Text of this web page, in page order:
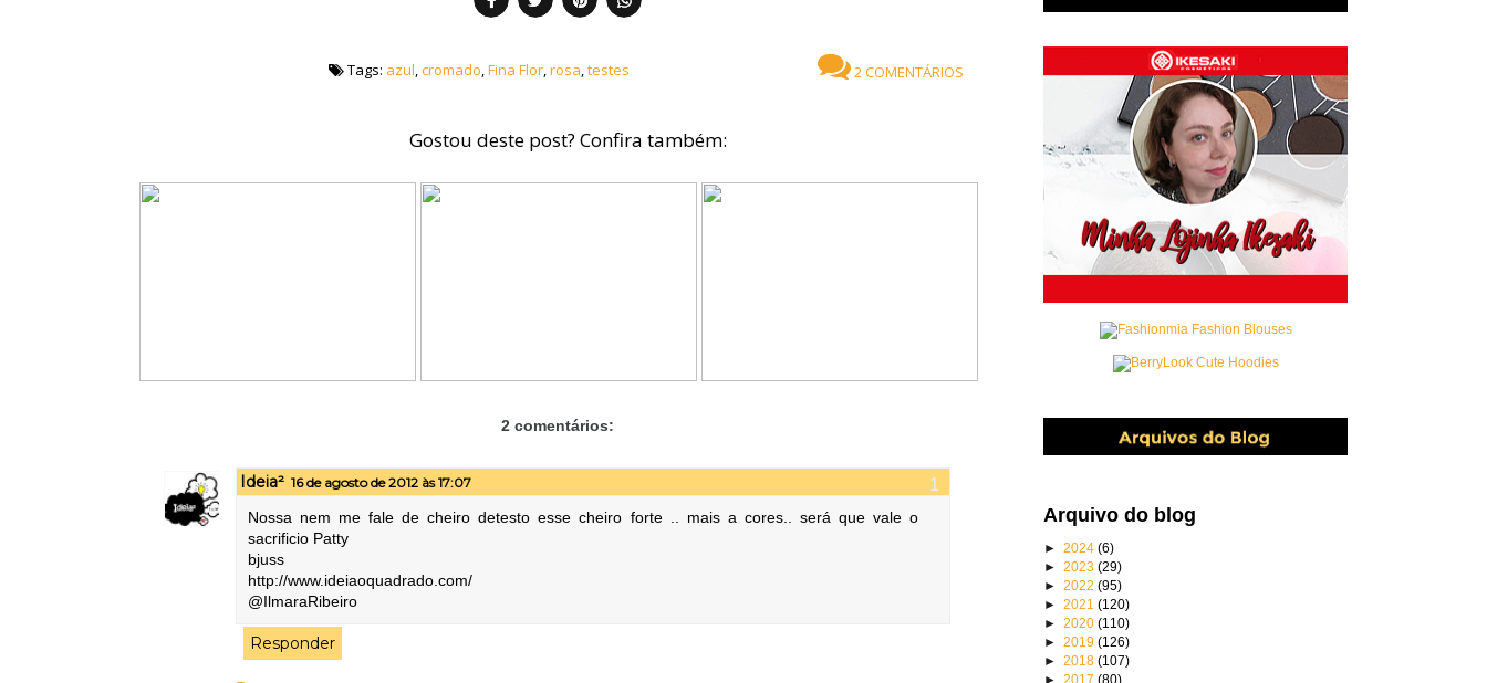
2 COMENTÁRIOS
Tags: azul,cromado,Fina Flor,rosa,testes
Gostou deste post? Confira também:
2 comentários:
Ideia² 16 de agosto de 2012 às 17:07
Nossa nem me fale de cheiro detesto esse cheiro forte .. mais a cores.. será que vale o
sacrificio Patty
bjuss
http://www.ideiaoquadrado.com/
@IlmaraRibeiro
Responder
Arquivo do blog
►2024(6)
►2023(29)
►2022(95)
►2021(120)
►2020(110)
►2019(126)
►2018(107)